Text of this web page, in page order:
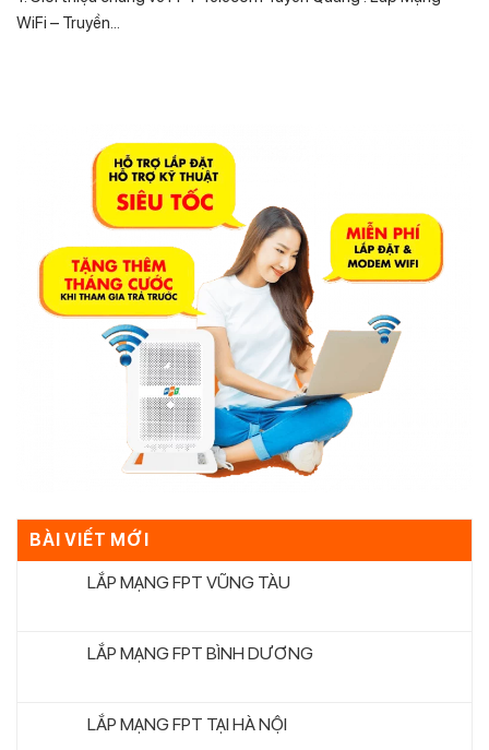
WiFi – Truyền...
BÀI VIẾT MỚI
LẮP MẠNG FPT VŨNG TÀU
LẮP MẠNG FPT BÌNH DƯƠNG
LẮP MẠNG FPT TẠI HÀ NỘI